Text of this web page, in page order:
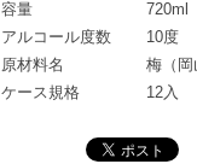
容量
720ml
アルコール度数
10度
原材料名
梅（岡
ケース規格
12入